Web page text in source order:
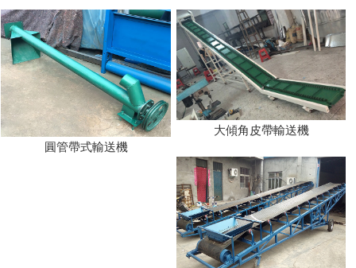
圓管帶式輸送機
大傾角皮帶輸送機